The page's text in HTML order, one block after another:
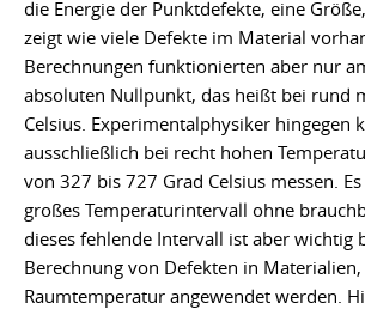
die Energie der Punktdefekte, eine
zeigt wie viele Defekte im Material
Berechnungen funktionierten aber nur
absoluten Nullpunkt, das heißt bei rund
Celsius. Experimentalphysiker hingegen
ausschließlich bei recht hohen
von 327 bis 727 Grad Celsius messen.
großes Temperaturintervall ohne
dieses fehlende Intervall ist aber wichtig
Berechnung von Defekten in
Raumtemperatur angewendet werden.